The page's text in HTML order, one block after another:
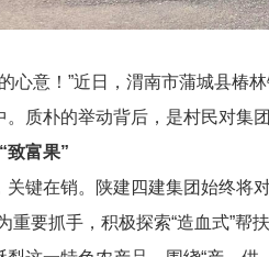
心意！”近日，渭南市蒲城县椿
质朴的举动背后，是村民对
致富果”
键在销。陕建四建集团始终将
要抓手，积极探索“造血式”帮扶